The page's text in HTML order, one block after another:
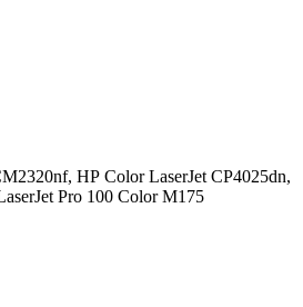
HP Color LaserJet CP4025dn,
Pro 100 Color M175